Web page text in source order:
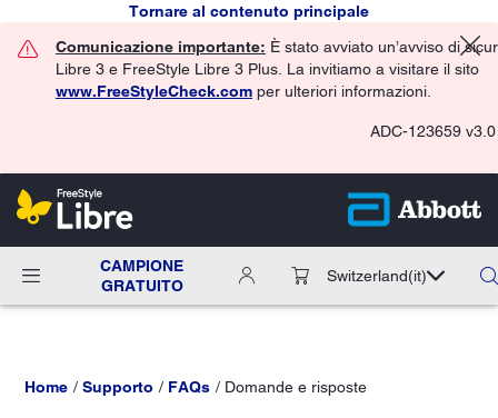
Tornare al contenuto principale
Comunicazione importante: È stato avviato un’avviso di
Libre 3 e FreeStyle Libre 3 Plus. La invitiamo a visitare il sito
www.FreeStyleCheck.com per ulteriori informazioni.
ADC-123659 v3.0
CAMPIONE
GRATUITO
Switzerland(it)
Home Supporto FAQs Domande e risposte